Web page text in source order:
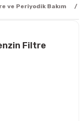
ve Periyodik Bakım
Filtre